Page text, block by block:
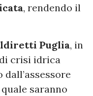
, rendendo il
Puglia, in
crisi idrica
quale saranno